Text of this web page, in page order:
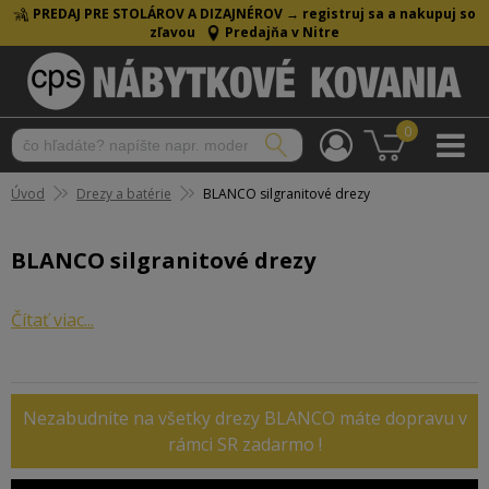
PREDAJ PRE STOLÁROV A DIZAJNÉROV → registruj sa a nakupuj so
zľavou
Predajňa v Nitre
0
Úvod Drezy a batérie BLANCO silgranitové drezy
BLANCO silgranitové drezy
Silgranitové drezy BLANCO
Kuchynské drezy BLANCO od renomovaného
nemeckého výrobcu.
Čítať viac...
Nezabudnite na všetky drezy BLANCO máte dopravu v
rámci SR zadarmo !